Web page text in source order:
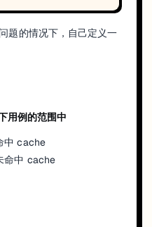
题的情况下，自己定义一
用例的范围中
中 cache
命中 cache